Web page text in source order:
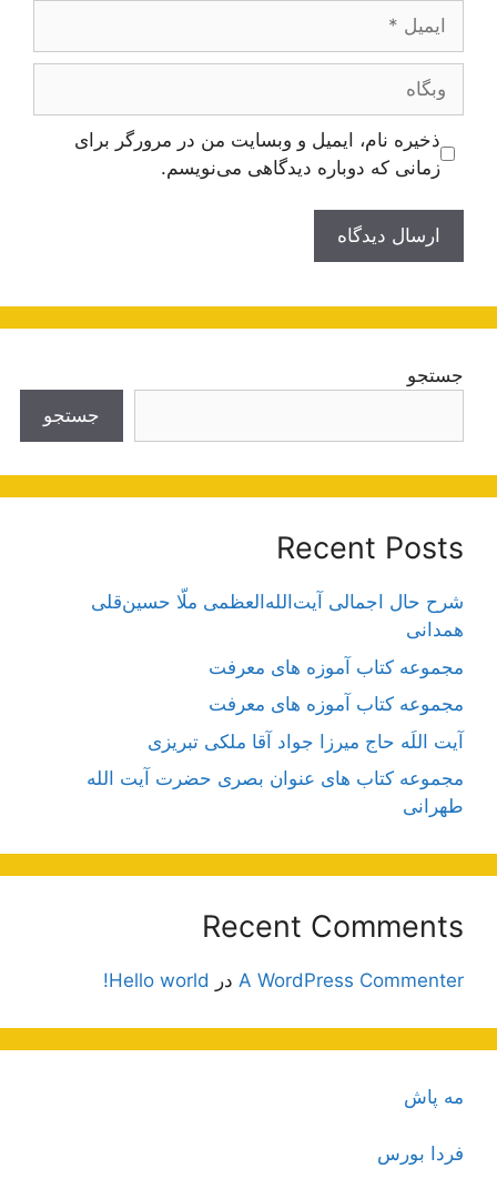
وبگاه
ذخیره نام، ایمیل و وبسایت من در مرورگر برای
زمانی که دوباره دیدگاهی می‌نویسم.
جستجو
جستجو
Recent Posts
شرح حال اجمالی آیت‌الله‌العظمی ملّا حسین‌قلی
همدانی
مجموعه کتاب آموزه های معرفت
مجموعه کتاب آموزه های معرفت
آیت اللَه حاج میرزا جواد آقا ملکی تبریزی
مجموعه کتاب های عنوان بصری حضرت آیت الله
طهرانی
Recent Comments
A WordPress Commenter در Hello world!
مه پاش
فردا بورس